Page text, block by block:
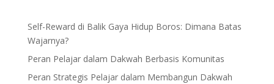
Self-Reward di Balik Gaya Hidup Boros: Dimana Batas
Wajarnya?
Peran Pelajar dalam Dakwah Berbasis Komunitas
Peran Strategis Pelajar dalam Membangun Dakwah